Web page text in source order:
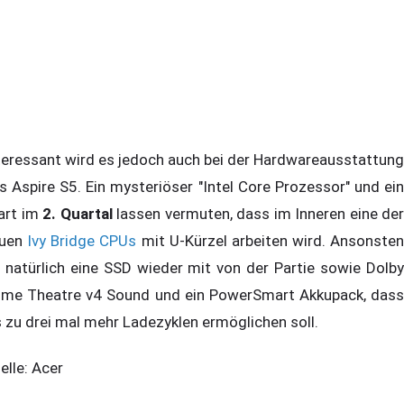
wird es jedoch auch bei der Hardwareausstattung
Aspire S5. Ein mysteriöser "Intel Core Prozessor" und ein
im 2. Quartallassen vermuten, dass im Inneren eine der
Ivy Bridge CPUs mit U-Kürzel arbeiten wird. Ansonsten
eine SSD wieder mit von der Partie sowie Dolby
Theatre v4 Sound und ein PowerSmart Akkupack, dass
zu drei mal mehr Ladezyklen ermöglichen soll.
Acer